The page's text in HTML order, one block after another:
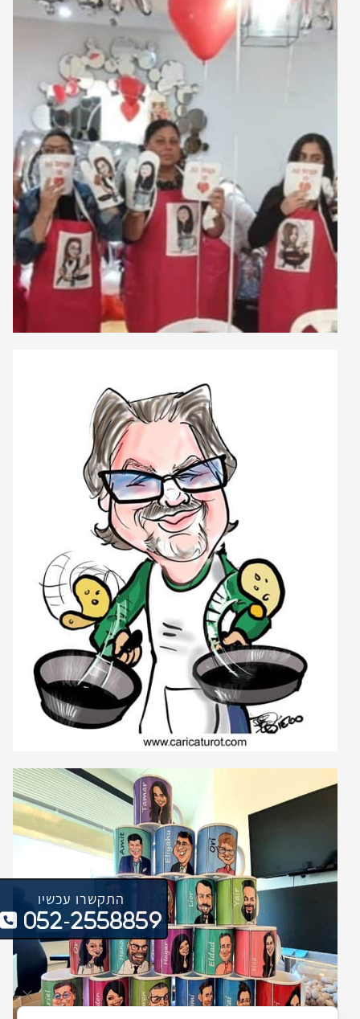
התקשרו עכשיו
052-2558859